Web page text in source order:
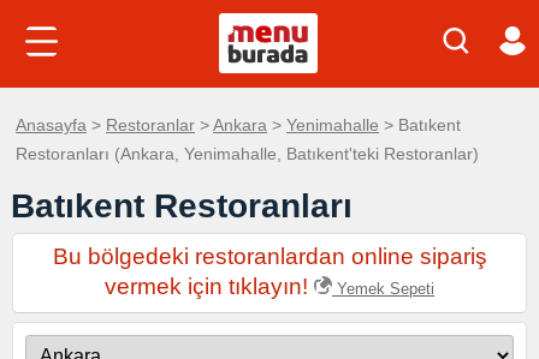
Anasayfa > Restoranlar >Ankara > Yenimahalle > Batıkent
Restoranları (Ankara, Yenimahalle, Batıkent'teki Restoranlar)
Batıkent Restoranları
Bu bölgedeki restoranlardan online sipariş
vermek için tıklayın!
Yemek Sepeti